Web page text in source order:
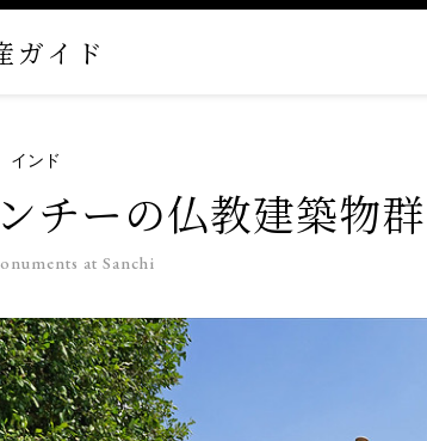
ガイド
インド
チーの仏教建築物群
at Sanchi